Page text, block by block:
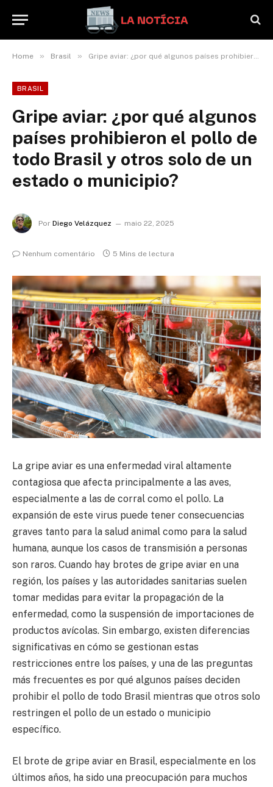
Home » Brasil » Gripe aviar: ¿por qué algunos países prohibieron el pollo de todo Brasil y otros solo de un estado o municipio?
BRASIL
Gripe aviar: ¿por qué algunos
países prohibieron el pollo de
todo Brasil y otros solo de un
estado o municipio?
Por Diego Velázquez maio 22, 2025
Nenhum comentário 5 Mins de lectura
La gripe aviar es una enfermedad viral altamente
contagiosa que afecta principalmente a las aves,
especialmente a las de corral como el pollo. La
expansión de este virus puede tener consecuencias
graves tanto para la salud animal como para la salud
humana, aunque los casos de transmisión a personas
son raros. Cuando hay brotes de gripe aviar en una
región, los países y las autoridades sanitarias suelen
tomar medidas para evitar la propagación de la
enfermedad, como la suspensión de importaciones de
productos avícolas. Sin embargo, existen diferencias
significativas en cómo se gestionan estas
restricciones entre los países, y una de las preguntas
más frecuentes es por qué algunos países deciden
prohibir el pollo de todo Brasil mientras que otros solo
restringen el pollo de un estado o municipio
específico.
El brote de gripe aviar en Brasil, especialmente en los
últimos años, ha sido una preocupación para muchos